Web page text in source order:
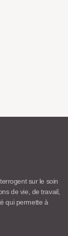
sur le soin
de vie, de travail,
qui permette à